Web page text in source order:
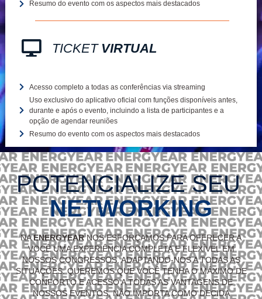
Resumo do evento com os aspectos mais destacados
TICKET VIRTUAL
Acesso completo a todas as conferências via streaming
Uso exclusivo do aplicativo oficial com funções disponíveis antes,
durante e após o evento, incluindo a lista de participantes e a
opção de agendar reuniões
Resumo do evento com os aspectos mais destacados
POTENCIALIZE SEU
NETWORKING
NAENERGYEARNOS ESFORÇAMOS PARA OFERECER A
VOCÊ UMA EXPERIÊNCIA COMPLETA E FLEXÍVEL EM
NOSSOS CONGRESSOS, ADAPTANDO-NOS A TODAS AS
SITUAÇÕES. QUEREMOS QUE VOCÊ TENHA O MÁXIMO DE
CONFORTO E ACESSO A TODAS AS VANTAGENS DE
NOSSOS EVENTOS, NÃO IMPORTA COMO DECIDA